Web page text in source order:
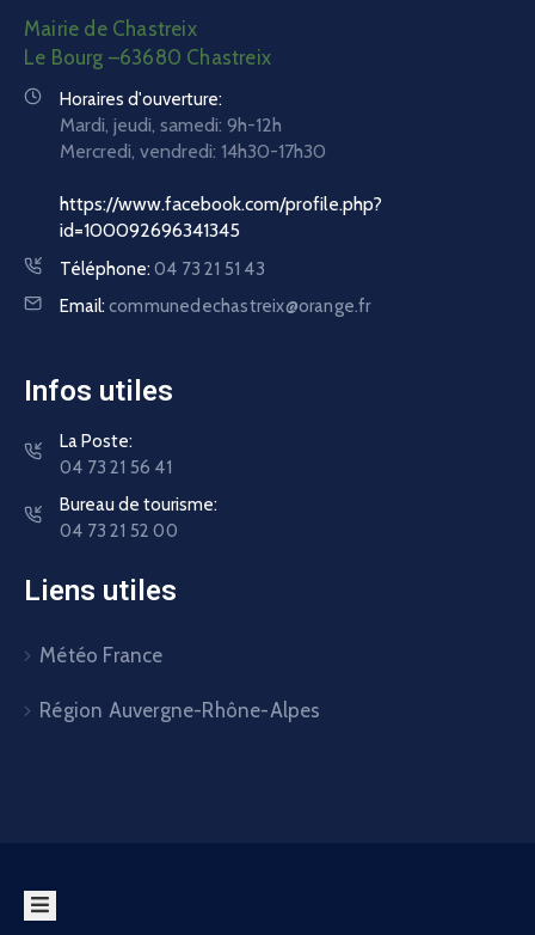
Mairie de Chastreix
Le Bourg –63680 Chastreix
Horaires d'ouverture:
Mardi, jeudi, samedi: 9h-12h
Mercredi, vendredi: 14h30-17h30
https://www.facebook.com/profile.php?
id=100092696341345
Téléphone: 04 73 21 51 43
Email: communedechastreix@orange.fr
Infos utiles
La Poste:
04 73 21 56 41
Bureau de tourisme:
04 73 21 52 00
Liens utiles
Météo France
Région Auvergne-Rhône-Alpes